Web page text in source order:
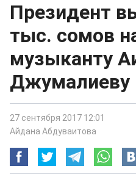
Президент
тыс. сомов
музыканту
Джумалиеву
27 сентября 2017 12:01
Айдана Абдуваитова